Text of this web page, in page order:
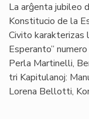
La arĝenta jubileo
Konstitucio de la
Civito karakterizas
Esperanto”
Perla Martinelli,
tri Kapitulanoj:
Lorena Bellotti,